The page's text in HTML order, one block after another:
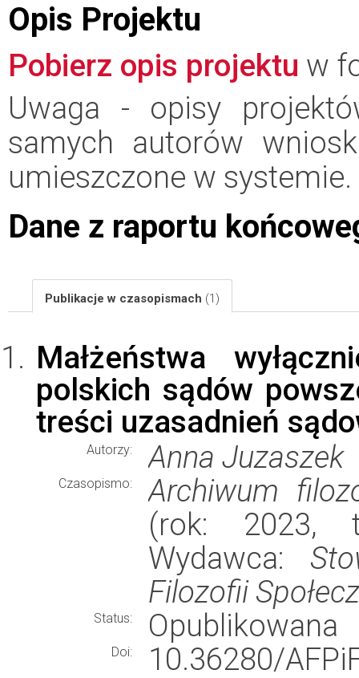
Opis Projektu
Pobierz opis projektu w
Uwaga - opisy
samych autorów
umieszczone w systemie.
Dane z raportu
Publikacje w czasopismach (1)
Małżeństwa
polskich sądów
treści uzasadnień
Autorzy: Anna Juzaszek
Czasopismo:
Archiwum
(rok: 2023,
Wydawca:
Filozofii
Status: Opublikowana
Doi: 10.36280/